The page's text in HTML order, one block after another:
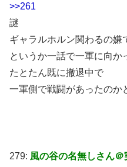
>>261
謎
ギャラルホルン関わるの嫌
というか一話で一軍に向か
たとたん既に撤退中で
一軍側で戦闘があったのか
279: 風の谷の名無しさん